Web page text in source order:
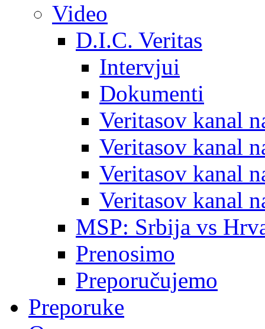
Video
D.I.C. Veritas
Intervjui
Dokumenti
Veritasov kanal
Veritasov kanal
Veritasov kanal
Veritasov kanal
MSP: Srbija vs
Prenosimo
Preporučujemo
Preporuke